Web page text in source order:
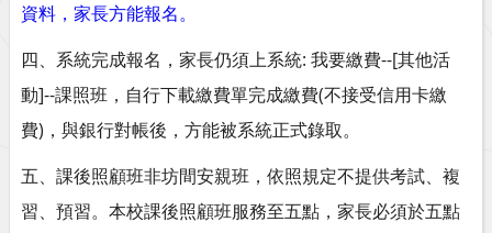
資料，家長方能報名。
四、系統完成報名，家長仍須上系統: 我要繳費--[其他活
動]--課照班，自行下載繳費單完成繳費(不接受信用卡繳
費)，與銀行對帳後，方能被系統正式錄取。
五、課後照顧班非坊間安親班，依照規定不提供考試、複
習、預習。本校課後照顧班服務至五點，家長必須於五點